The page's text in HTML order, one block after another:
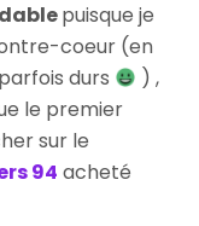
puisque je
coeur (en
durs
) ,
le premier
sur le
94 acheté